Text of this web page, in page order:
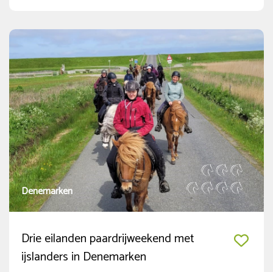
Denemarken
Drie eilanden paardrijweekend met
ijslanders in Denemarken